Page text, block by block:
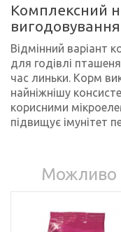
Комплексний
вигодовування
Відмінний варіант
для годівлі
час линьки. Корм
найніжнішу
корисними
підвищує імунітет
Можливо